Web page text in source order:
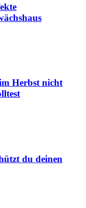
Herbst nicht
du deinen